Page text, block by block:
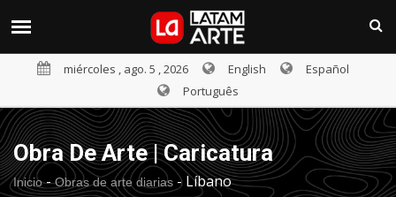
miércoles , ago. 5 , 2026 English
Español
Português
Obra De Arte | Caricatura
Inicio- Obras de arte diarias - Líbano